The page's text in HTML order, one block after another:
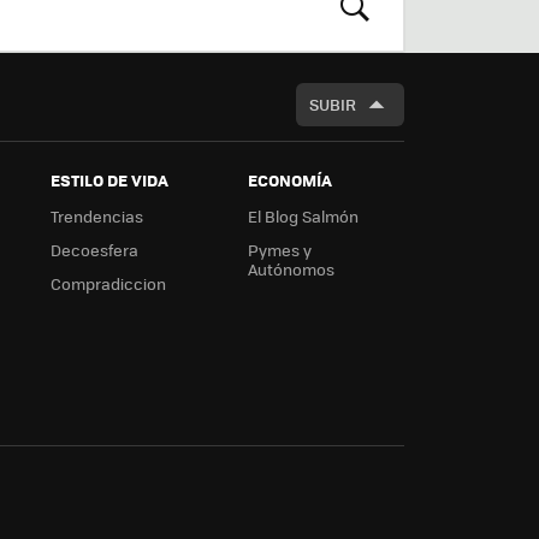
BUSCAR
SUBIR
ESTILO DE VIDA
Trendencias
Decoesfera
Compradiccion
ECONOMÍA
El Blog Salmón
Pymes y
Autónomos